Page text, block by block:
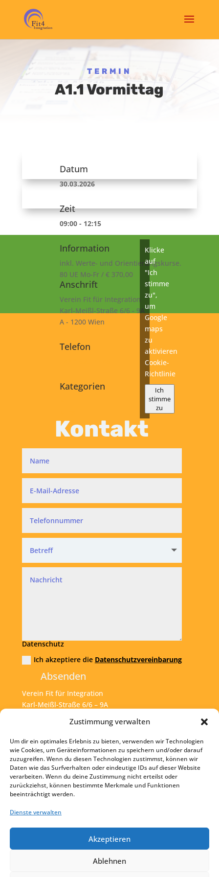
Zustimmung verwalten
Um dir ein optimales Erlebnis zu bieten, verwenden wir Technologien
wie Cookies, um Geräteinformationen zu speichern und/oder darauf
zuzugreifen. Wenn du diesen Technologien zustimmst, können wir
Daten wie das Surfverhalten oder eindeutige IDs auf dieser Website
verarbeiten. Wenn du deine Zustimmung nicht erteilst oder
zurückziehst, können bestimmte Merkmale und Funktionen
beeinträchtigt werden.
Dienste verwalten
Akzeptieren
Ablehnen
TERMIN
A1.1 Vormittag
Datum
30.03.2026
Zeit
09:00 - 12:15
Information
inkl. Werte- und Orientierungskurse.
80 UE Mo-Fr / € 370,00
Anschrift
Verein Fit für Integration
Karl-Meißl-Straße 6/6 - 9A
A - 1200 Wien
Telefon
Kategorien
Klicke
auf
"Ich
stimme
zu",
um
Google
maps
zu
aktivieren
Cookie-
Richtlinie
Ich
stimme
zu
Kontakt
Datenschutz
Ich akzeptiere die Datenschutzvereinbarung
Absenden
Verein Fit für Integration
Karl-Meißl-Straße 6/6 – 9A
Tel:+43 1 925 77 46
Mail: office@fit4int.at
Startseite
Kontakt
Impressum